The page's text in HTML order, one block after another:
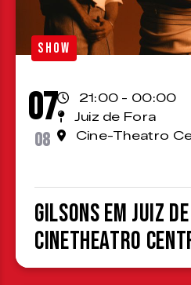
SHOW
07
08
21:00 - 00:00
Juiz de Fora
Cine-Theatro
Gilsons em Juiz
CineTheatro